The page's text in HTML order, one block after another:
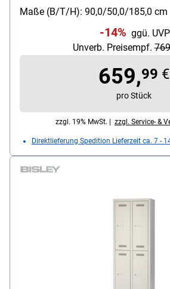
Schließungsart: Zylinderschloss
Maße (B/T/H): 90,0/50,0/185,0 cm
-14% ggü. UVP
Unverb. Preisempf.
659,99 €
pro Stück
zzgl. 19% MwSt. | zzgl. Service- &
Direktlieferung Spedition Lieferzeit ca. 7 -